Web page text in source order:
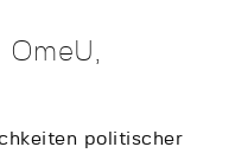
politischer